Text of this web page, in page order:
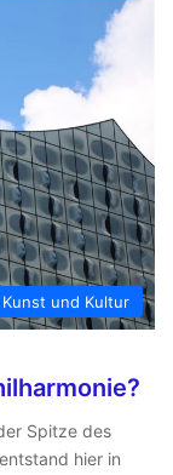
und Kultur
Spitze des
hier in